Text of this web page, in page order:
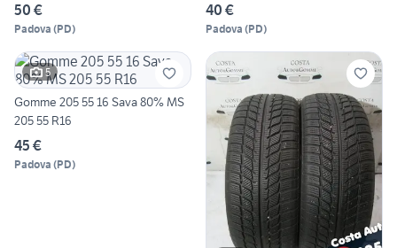
50 €
Padova (PD)
40 €
Padova (PD)
5
Gomme 205 55 16 Sava 80% MS
205 55 R16
45 €
Padova (PD)